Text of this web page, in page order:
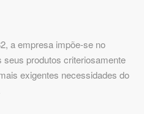
a empresa impõe-se no
produtos criteriosamente
exigentes necessidades do